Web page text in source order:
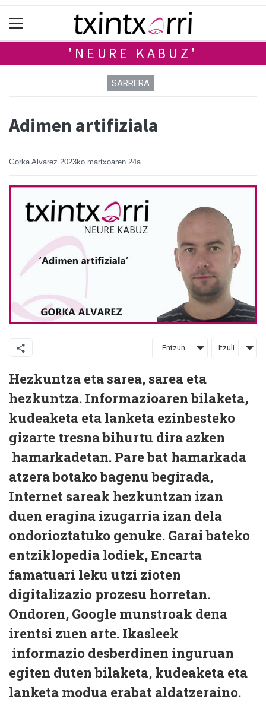
'NEURE KABUZ'
SARRERA
Adimen artifiziala
Gorka Alvarez 2023ko martxoaren 24a
Entzun Itzuli
Hezkuntza eta sarea, sarea eta
hezkuntza. Informazioaren bilaketa,
kudeaketa eta lanketa ezinbesteko
gizarte tresna bihurtu dira azken
hamarkadetan. Pare bat hamarkada
atzera botako bagenu begirada,
Internet sareak hezkuntzan izan
duen eragina izugarria izan dela
ondorioztatuko genuke. Garai bateko
entziklopedia lodiek, Encarta
famatuari leku utzi zioten
digitalizazio prozesu horretan.
Ondoren, Google munstroak dena
irentsi zuen arte. Ikasleek
informazio desberdinen inguruan
egiten duten bilaketa, kudeaketa eta
lanketa modua erabat aldatzeraino.